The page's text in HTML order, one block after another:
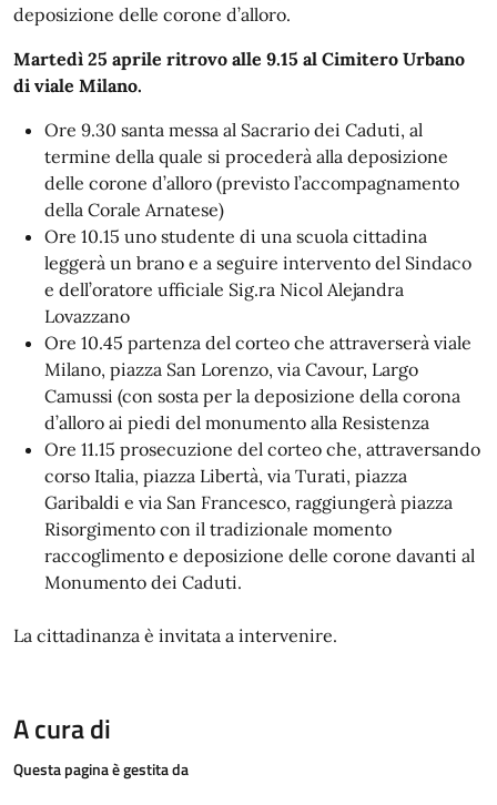
deposizione delle corone d’alloro.
Martedì 25 aprile ritrovo alle 9.15 al Cimitero Urbano
di viale Milano.
Ore 9.30 santa messa al Sacrario dei Caduti, al
termine della quale si procederà alla deposizione
delle corone d’alloro (previsto l’accompagnamento
della Corale Arnatese)
Ore 10.15 uno studente di una scuola cittadina
leggerà un brano e a seguire intervento del Sindaco
e dell’oratore ufficiale Sig.ra Nicol Alejandra
Lovazzano
Ore 10.45 partenza del corteo che attraverserà viale
Milano, piazza San Lorenzo, via Cavour, Largo
Camussi (con sosta per la deposizione della corona
d’alloro ai piedi del monumento alla Resistenza
Ore 11.15 prosecuzione del corteo che, attraversando
corso Italia, piazza Libertà, via Turati, piazza
Garibaldi e via San Francesco, raggiungerà piazza
Risorgimento con il tradizionale momento
raccoglimento e deposizione delle corone davanti al
Monumento dei Caduti.
La cittadinanza è invitata a intervenire.
A cura di
Questa pagina è gestita da